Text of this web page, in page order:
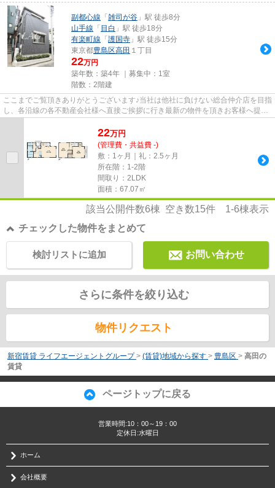
副都心線 「 雑司が谷 」駅 徒歩8分
山手線 「 目白 」駅 徒歩18分
有楽町線 「 護国寺 」駅 徒歩15分
東京都豊島区高田 １丁目
22万円
築年数：築4年 ｜募集中： 1室
階数：2階建
ここまでご覧頂きありがとうございます♪当社は他社に負けない総合仲介店を目指
し、各沿線の各不動産会社様へ直接ご挨拶に行き最新の物件を頂きお客様へ提供
22万円
(管理費・共益費 -)
敷：1ヶ月｜礼：2.5ヶ月
所在階：1-2階
間取り：2LDK
面積：67.07㎡
該当公開件数6棟 空き数15件 1-6棟表示
チェックした物件をまとめて
お問い合わせ
検討リストに追加
さらに条件を絞り込む
物件リクエスト
新宿賃貸 ライフエージェントグループ > (賃貸)地域から探す > 豊島区 > 高田の
賃貸
ページトップに戻る
営業時間:10：00～19：00
定休日:水曜日
ホーム
会社概要